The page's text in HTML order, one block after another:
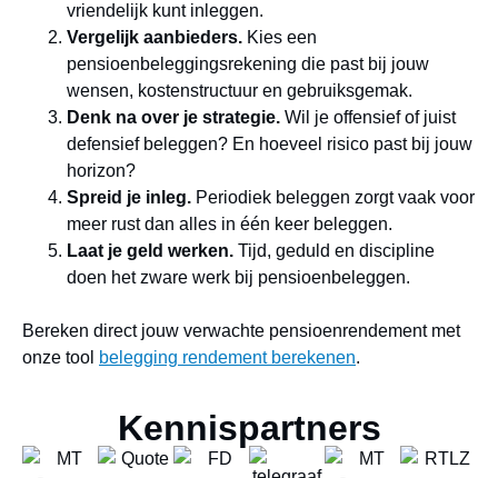
vriendelijk kunt inleggen.
Vergelijk aanbieders. Kies een
pensioenbeleggingsrekening die past bij jouw
wensen, kostenstructuur en gebruiksgemak.
Denk na over je strategie. Wil je offensief of juist
defensief beleggen? En hoeveel risico past bij jouw
horizon?
Spreid je inleg. Periodiek beleggen zorgt vaak voor
meer rust dan alles in één keer beleggen.
Laat je geld werken. Tijd, geduld en discipline
doen het zware werk bij pensioenbeleggen.
Bereken direct jouw verwachte pensioenrendement met
onze tool belegging rendement berekenen.
Kennispartners